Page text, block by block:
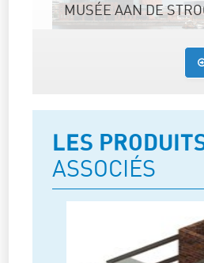
MUSÉE AAN DE
LES
ASSOCIÉS